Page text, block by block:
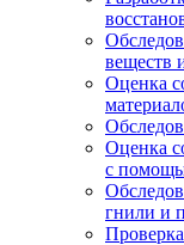
веществ
Оценка
Оценка
с
гнили и